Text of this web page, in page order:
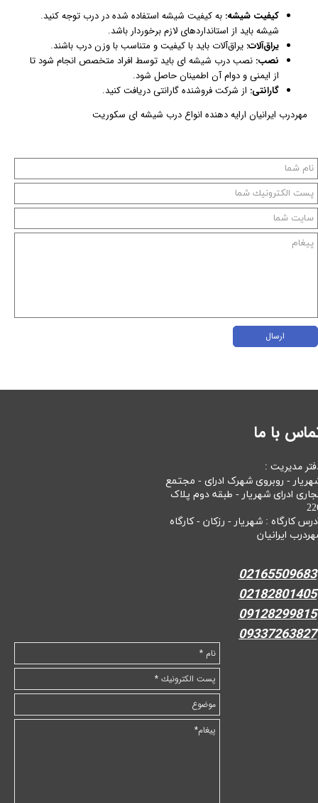
کیفیت شیشه: به کیفیت شیشه استفاده شده در درب توجه کنید.
شیشه باید از استانداردهای لازم برخوردار باشد.
یراق‌آلات: یراق‌آلات باید با کیفیت و متناسب با وزن درب باشند.
نصب: نصب درب شیشه ای باید توسط افراد متخصص انجام شود تا
از ایمنی و دوام آن اطمینان حاصل شود.
گارانتی: از شرکت فروشنده گارانتی دریافت کنید.
مهردرب ایرانیان ارایه دهنده انواع درب شیشه ای سکوریت
ارسال
با ما
مدیریت :
- روبروی شهرک ادرای - مجتمع
ادرای شهریار - طبقه دوم پلاک
کارگاه : شهریار - رزکان - کارگاه
ایرانیان
02165509683
02182801405
09128299815
09337263827